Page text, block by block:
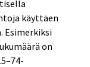
käyttäen
Esimerkiksi
on